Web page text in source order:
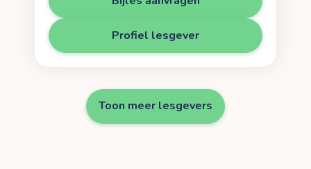
Profiel lesgever
Toon meer lesgevers